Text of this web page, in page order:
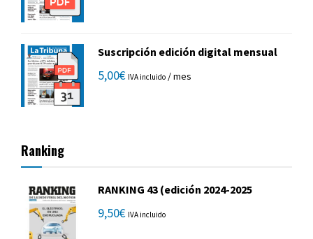
Suscripción edición digital mensual
5,00€ IVA incluido / mes
Ranking
RANKING 43 (edición 2024-2025
9,50€ IVA incluido